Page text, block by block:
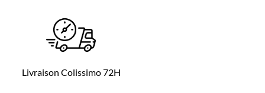
Livraison Colissimo 72H